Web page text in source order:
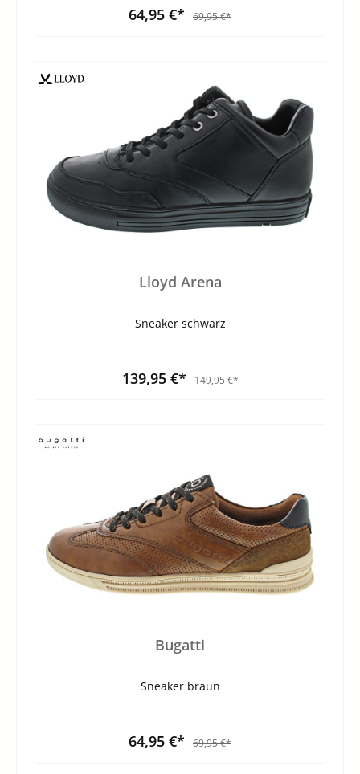
64,95 €* 69,95 €*
Lloyd Arena
Sneaker schwarz
139,95 €* 149,95 €*
Bugatti
Sneaker braun
64,95 €* 69,95 €*